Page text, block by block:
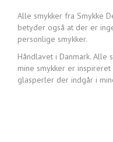
Alle smykker fra Smykke
betyder også at der er
personlige smykker.
Håndlavet i Danmark. Alle
mine smykker er
glasperler der indgår i